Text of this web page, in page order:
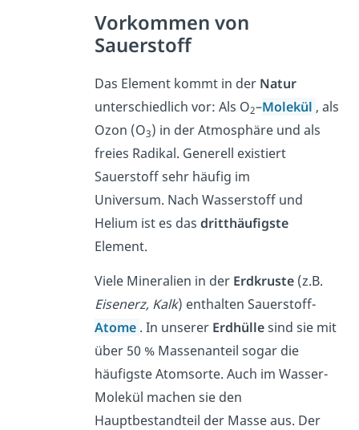
Vorkommen von
Sauerstoff
Das Element kommt in der Natur
unterschiedlich vor: Als O2–Molekül , als
Ozon (O3) in der Atmosphäre und als
freies Radikal. Generell existiert
Sauerstoff sehr häufig im
Universum. Nach Wasserstoff und
Helium ist es das dritthäufigste
Element.
Viele Mineralien in der Erdkruste(z.B.
Eisenerz, Kalk) enthalten Sauerstoff-
Atome . In unserer Erdhüllesind sie mit
über 50 % Massenanteil sogar die
häufigste Atomsorte. Auch im Wasser-
Molekül machen sie den
Hauptbestandteil der Masse aus. Der